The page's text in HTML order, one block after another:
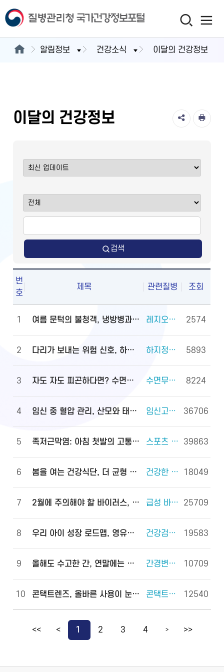
알림정보 건강소식 이달의 건강정보
이달의 건강정보
검색
번
호
제목 관련질병 조회
1 여름 문턱의 불청객, 냉방병과 기립저혈압 관리법 레지오넬라증 외 2건 2574
2 다리가 보내는 위험 신호, 하지정맥류 하지정맥류 외 3건 5893
3 자도 자도 피곤하다면? 수면무호흡증 진단·관리법 수면무호흡증 외 2건 8224
4 임신 중 혈압 관리, 산모와 태아를 지키는 첫걸음 임신고혈압과 전자간증(임신중독증) 외 4건 36706
5 족저근막염: 아침 첫발의 고통, 원인과 대처법 스포츠 손상과 안전(족관절(발목 관절) 손상) 외 2건 39863
6 봄을 여는 건강식단, 더 균형 있게! 건강한 체중조절을 위한 식사 외 6건 18049
7 2월에 주의해야 할 바이러스, 이렇게 예방하세요! 급성 바이러스 위장관염 외 2건 25709
8 우리 아이 성장 로드맵, 영유아 건강검진으로 완성하세요! 건강검진(국가건강검진) 외 2건 19583
9 올해도 수고한 간, 연말에는 쉬게 해 주세요! 간경변증 외 3건 10709
10 콘택트렌즈, 올바른 사용이 눈 건강을 지킵니다! 콘택트렌즈 외 2건 12540
<< < 1 2 3 4 > >>